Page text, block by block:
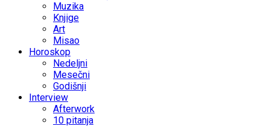
Muzika
Knjige
Art
Misao
Horoskop
Nedeljni
Mesečni
Godišnji
Interview
Afterwork
10 pitanja